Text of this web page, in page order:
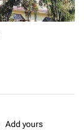
Add yours